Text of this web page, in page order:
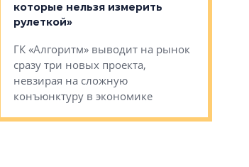
которые нельзя измерить
рулеткой»
ГК «Алгоритм» выводит на рынок
сразу три новых проекта,
невзирая на сложную
конъюнктуру в экономике